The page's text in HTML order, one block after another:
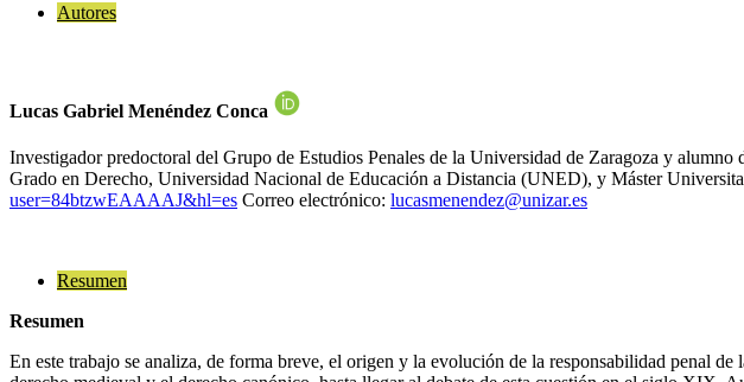
Autores
Lucas Gabriel Menéndez Conca
Investigador predoctoral del Grupo de Estudios Penales de la Universidad de Zaragoza y
Grado en Derecho, Universidad Nacional de Educación a Distancia (UNED), y Máster
user=84btzwEAAAAJ&hl=es Correo electrónico: lucasmenendez@unizar.es
Resumen
Resumen
En este trabajo se analiza, de forma breve, el origen y la evolución de la responsabilidad penal